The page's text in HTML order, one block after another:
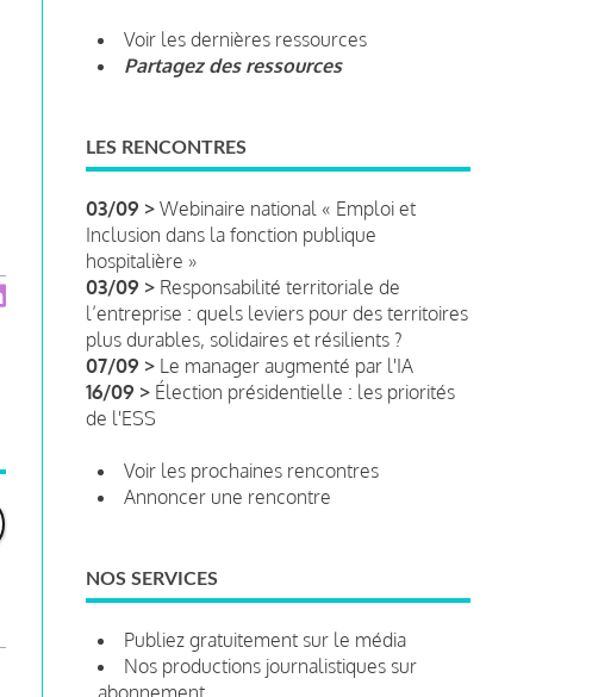
Voir les dernières ressources
Partagez des ressources
LES RENCONTRES
03/09 > Webinaire national « Emploi et
Inclusion dans la fonction publique
hospitalière »
03/09 > Responsabilité territoriale de
l’entreprise : quels leviers pour des territoires
plus durables, solidaires et résilients ?
07/09 > Le manager augmenté par l'IA
16/09 > Élection présidentielle : les priorités
de l'ESS
Voir les prochaines rencontres
Annoncer une rencontre
NOS SERVICES
Publiez gratuitement sur le média
Nos productions journalistiques sur
abonnement